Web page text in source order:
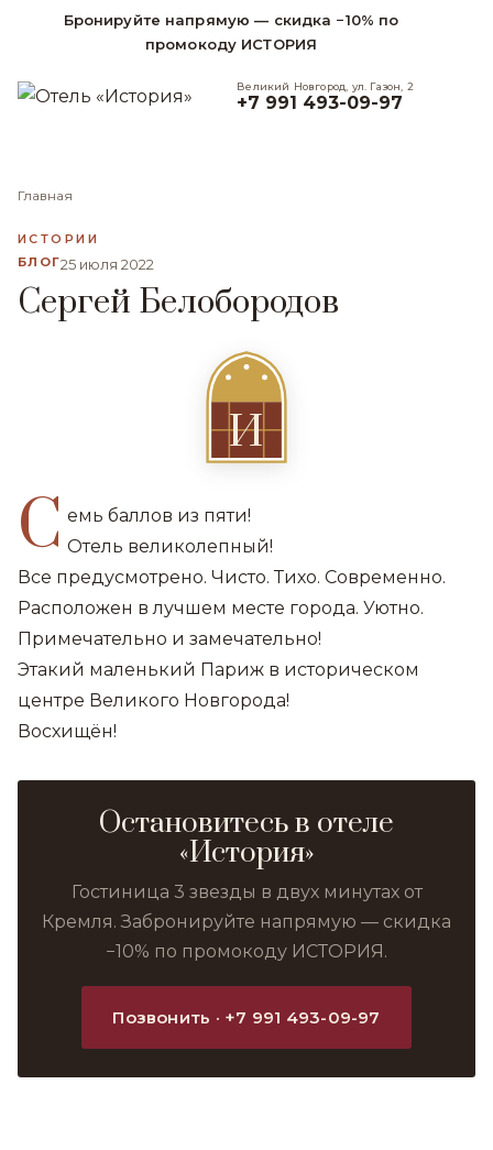
Бронируйте напрямую — скидка −10% по
промокоду ИСТОРИЯ
Великий Новгород, ул. Газон, 2
+7 991 493-09-97
Главная
ИСТОРИИ
БЛОГ25 июля 2022
Сергей Белобородов
И
С емь баллов из пяти!
Отель великолепный!
Все предусмотрено. Чисто. Тихо. Современно.
Расположен в лучшем месте города. Уютно.
Примечательно и замечательно!
Этакий маленький Париж в историческом
центре Великого Новгорода!
Восхищён!
Остановитесь в отеле
«История»
Гостиница 3 звезды в двух минутах от
Кремля. Забронируйте напрямую — скидка
−10% по промокоду ИСТОРИЯ.
Позвонить · +7 991 493-09-97